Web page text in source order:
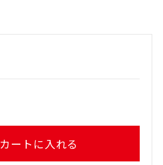
カートに入れる